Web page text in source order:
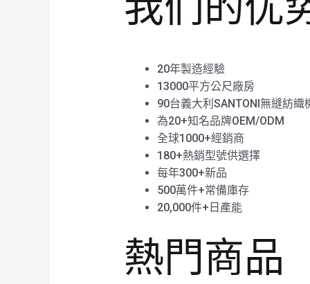
20年製造經驗
13000平方公尺廠房
90台義大利SANTONI無縫紡織
為20+知名品牌OEM/ODM
全球1000+經銷商
180+熱銷型號供選擇
每年300+新品
500萬件+常備庫存
20,000件+日產能
熱門商品